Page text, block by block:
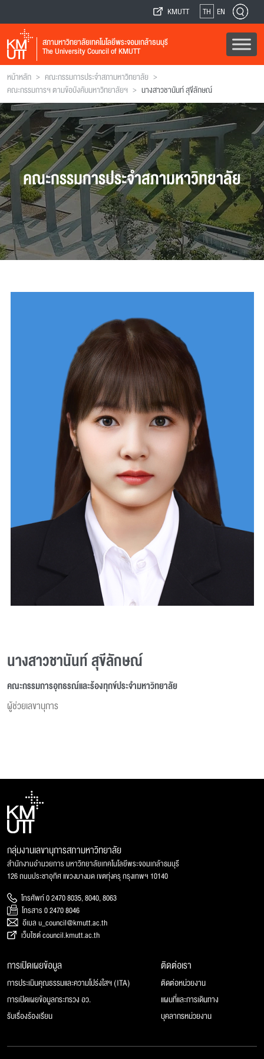
KMUTT TH EN
สภามหาวิทยาลัยเทคโนโลยีพระจอมเกล้าธนบุรี
The University Council of KMUTT
หน้าหลัก > คณะกรรมการประจำสภามหาวิทยาลัย >
คณะกรรมการฯ ตามข้อบังคับมหาวิทยาลัยฯ > นางสาวชานันท์ สุขีลักษณ์
คณะกรรมการประจำสภามหาวิทยาลัย
นางสาวชานันท์ สุขีลักษณ์
คณะกรรมการอุทธรณ์และร้องทุกข์ประจำมหาวิทยาลัย
ผู้ช่วยเลขานุการ
กลุ่มงานเลขานุการสภามหาวิทยาลัย
สำนักงานอำนวยการ มหาวิทยาลัยเทคโนโลยีพระจอมเกล้าธนบุรี
126 ถนนประชาอุทิศ แขวงบางมด เขตทุ่งครุ กรุงเทพฯ 10140
โทรศัพท์ 0 2470 8035, 8040, 8063
โทรสาร 0 2470 8046
อีเมล u_council@kmutt.ac.th
เว็บไซต์ council.kmutt.ac.th
การเปิดเผยข้อมูล
การประเมินคุณธรรมและความโปร่งใสฯ (ITA)
การเปิดเผยข้อมูลกระทรวง อว.
รับเรื่องร้องเรียน
ติดต่อเรา
ติดต่อหน่วยงาน
แผนที่และการเดินทาง
บุคลากรหน่วยงาน